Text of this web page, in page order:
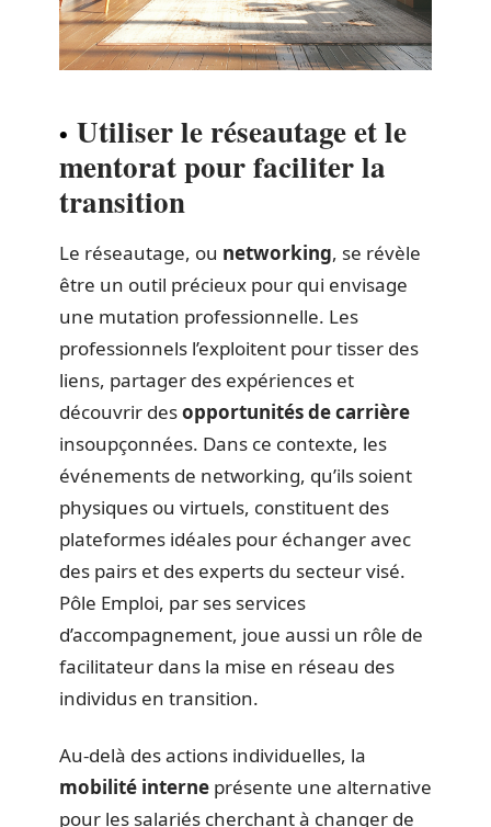
Utiliser le réseautage et le
mentorat pour faciliter la
transition
Le réseautage, ou networking, se révèle
être un outil précieux pour qui envisage
une mutation professionnelle. Les
professionnels l’exploitent pour tisser des
liens, partager des expériences et
découvrir desopportunités de carrière
insoupçonnées. Dans ce contexte, les
événements de networking, qu’ils soient
physiques ou virtuels, constituent des
plateformes idéales pour échanger avec
des pairs et des experts du secteur visé.
Pôle Emploi, par ses services
d’accompagnement, joue aussi un rôle de
facilitateur dans la mise en réseau des
individus en transition.
Au-delà des actions individuelles, la
mobilité interne présente une alternative
pour les salariés cherchant à changer de